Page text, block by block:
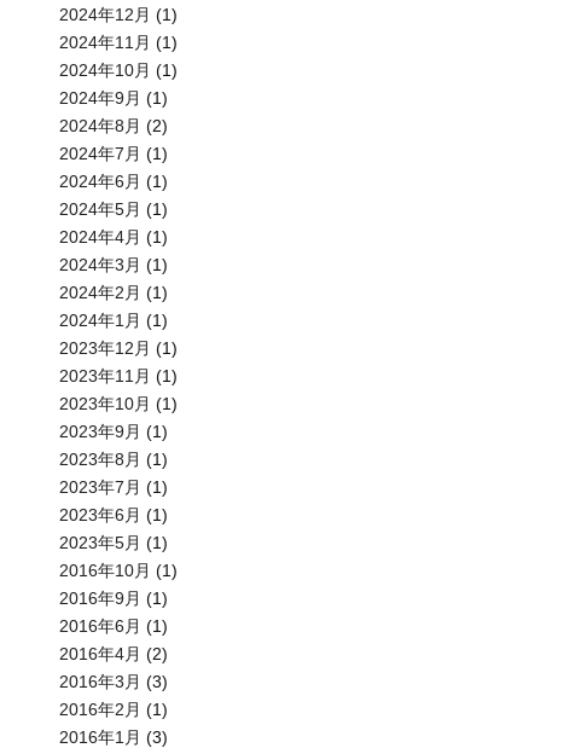
2024年12月 (1)
2024年11月 (1)
2024年10月 (1)
2024年9月 (1)
2024年8月 (2)
2024年7月 (1)
2024年6月 (1)
2024年5月 (1)
2024年4月 (1)
2024年3月 (1)
2024年2月 (1)
2024年1月 (1)
2023年12月 (1)
2023年11月 (1)
2023年10月 (1)
2023年9月 (1)
2023年8月 (1)
2023年7月 (1)
2023年6月 (1)
2023年5月 (1)
2016年10月 (1)
2016年9月 (1)
2016年6月 (1)
2016年4月 (2)
2016年3月 (3)
2016年2月 (1)
2016年1月 (3)